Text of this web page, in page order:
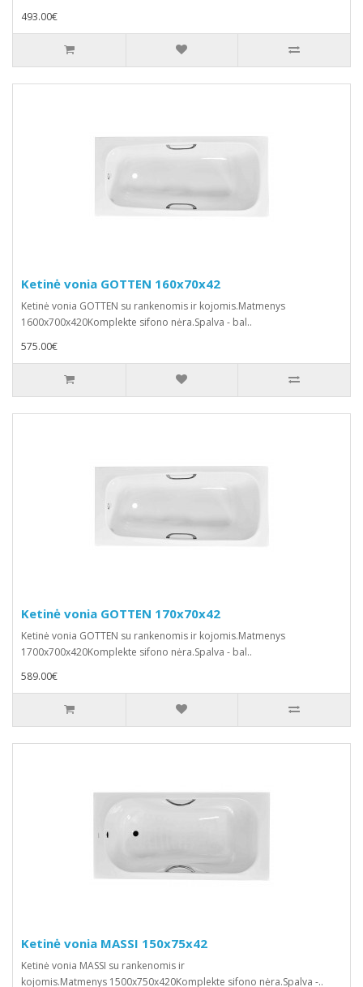
493.00€
Ketinė vonia GOTTEN 160x70x42
Ketinė vonia GOTTEN su rankenomis ir kojomis.Matmenys
1600x700x420Komplekte sifono nėra.Spalva - bal..
575.00€
Ketinė vonia GOTTEN 170x70x42
Ketinė vonia GOTTEN su rankenomis ir kojomis.Matmenys
1700x700x420Komplekte sifono nėra.Spalva - bal..
589.00€
Ketinė vonia MASSI 150x75x42
Ketinė vonia MASSI su rankenomis ir
kojomis.Matmenys 1500x750x420Komplekte sifono nėra.Spalva -..